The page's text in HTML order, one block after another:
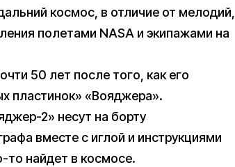
космос, в отличие от мелодий,
полетами NASA и экипажами на
50 лет после того, как его
пластинок» «Вояджера».
2» несут на борту
вместе с иглой и инструкциями
то найдет в космосе.